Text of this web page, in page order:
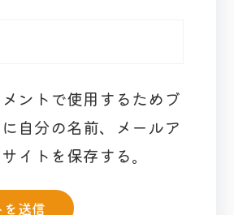
ントで使用するためブ
自分の名前、メールア
イトを保存する。